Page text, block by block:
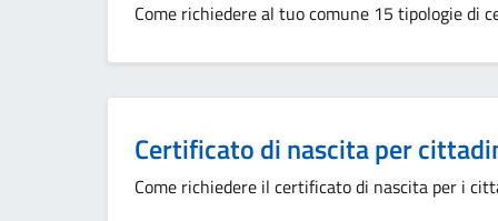
Come richiedere al tuo comune 15 tipologie di
Certificato di nascita per
Come richiedere il certificato di nascita per i